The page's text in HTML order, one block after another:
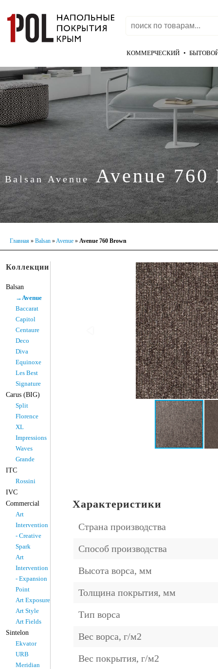
КОММЕРЧЕСКИЙ •
Balsan AvenueAvenue 760
Главная » Balsan »Avenue » Avenue 760 Brown
Коллекции
Balsan
→Avenue
Baccarat
Capitol
Centaure
Deco
Diva
Equinoxe
Les Best
Signature
Carus (BIG)
Split
Florence
XL
Impressions
Waves
Grande
ITC
Rossini
IVC
Commercial
Art
Intervention
- Creative
Spark
Art
Intervention
- Expansion
Point
Art Exposure
Art Style
Art Fields
Sintelon
Ekvator
URB
Meridian
Характеристики
Страна производства
Способ производства
Высота ворса, мм
Толщина покрытия, мм
Тип ворса
Вес ворса, г/м2
Вес покрытия, г/м2